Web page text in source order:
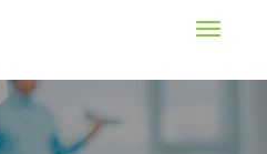
Toggle